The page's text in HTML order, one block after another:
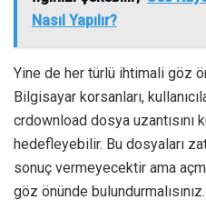
Nasıl Yapılır?
Yine de her türlü ihtimali göz
Bilgisayar korsanları,
crdownload dosya uzantısını
hedefleyebilir. Bu dosyaları
sonuç vermeyecektir ama
göz önünde bulundurmalısınız.